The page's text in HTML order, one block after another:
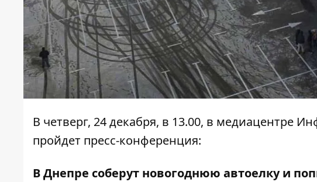
В четверг, 24 декабря, в 13.00, в медиацентре
пройдет пресс-конференция:
В Днепре соберут новогоднюю автоелку и